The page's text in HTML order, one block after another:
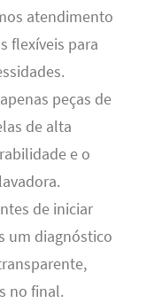
atendimento
flexíveis para
peças de
de alta
e o
de iniciar
um diagnóstico
no final.